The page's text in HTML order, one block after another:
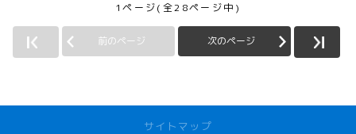
1ページ(全28ページ中)
前のページ 次のページ
サイトマップ